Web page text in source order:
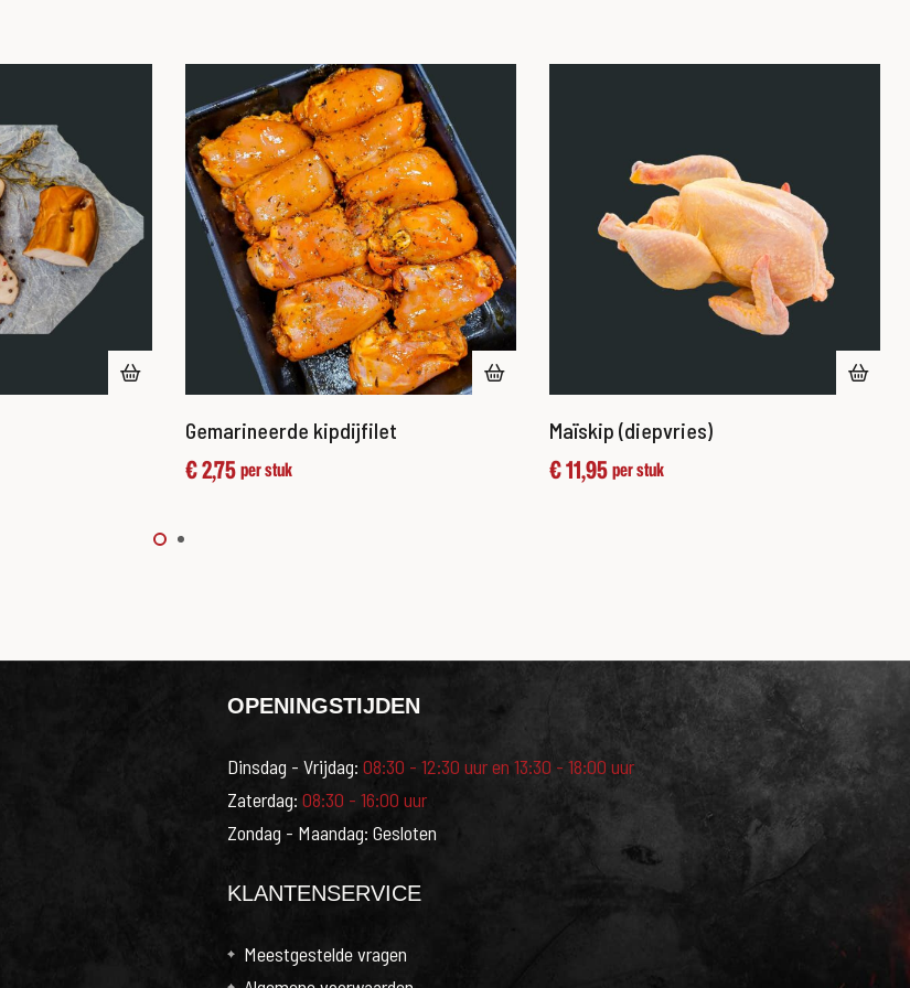
Gemarineerde kipdijfilet
€2,75per stuk
Maïskip (diepvries)
€11,95per stuk
OPENINGSTIJDEN
Dinsdag - Vrijdag:08:30 - 12:30 uur en 13:30 - 18:00 uur
Zaterdag:08:30 - 16:00 uur
Zondag - Maandag: Gesloten
KLANTENSERVICE
Meestgestelde vragen